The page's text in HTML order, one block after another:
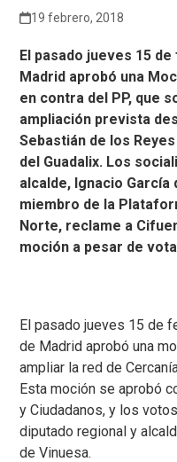
19 febrero, 2018
El pasado jueves 15
Madrid aprobó una
en contra del PP, que
ampliación prevista
Sebastián de los
del Guadalix. Los
alcalde, Ignacio García
miembro de la
Norte, reclame a
moción a pesar de
El pasado jueves 15 de
de Madrid aprobó una
ampliar la red de
Esta moción se aprobó
y Ciudadanos, y los
diputado regional y
de Vinuesa.